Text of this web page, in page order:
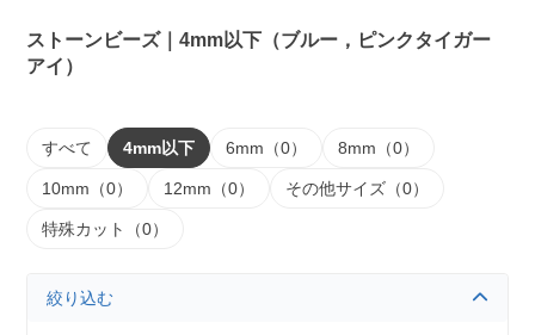
ストーンビーズ｜4mm以下（ブルー，ピンクタイガー
アイ）
すべて 4mm以下 6mm（0） 8mm（0）
10mm（0） 12mm（0） その他サイズ（0）
特殊カット（0）
絞り込む